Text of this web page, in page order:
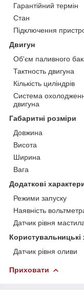
Гарантійний термін
Стан
Підключення
Двигун
Об'єм паливного
Тактность двигуна
Кількість циліндрів
Система
двигуна
Габаритні розміри
Довжина
Висота
Ширина
Вага
Додаткові
Режими запуску
Наявність
Датчик рівня
Користувальницькі
Датчик рівня оливи
Приховати